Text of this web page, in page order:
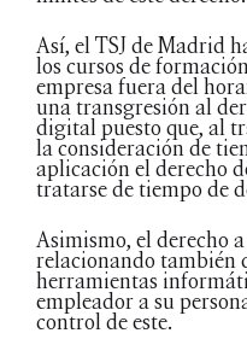
Así, el TSJ de Madrid
los cursos de
empresa fuera del
una transgresión al
digital puesto que, al
la consideración de
aplicación el derecho
tratarse de tiempo de
Asimismo, el derecho
relacionando también
herramientas
empleador a su
control de este.